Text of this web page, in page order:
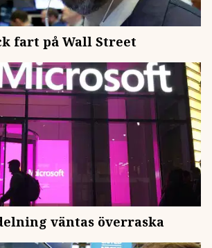
fart på Wall Street
väntas överraska